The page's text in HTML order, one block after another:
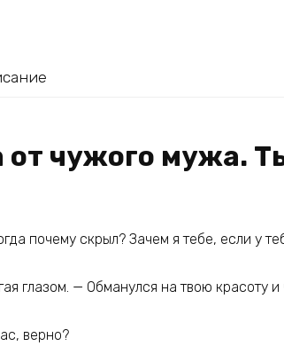
от чужого мужа.
почему скрыл? Зачем я тебе, если у
глазом. — Обманулся на твою красоту и
верно?